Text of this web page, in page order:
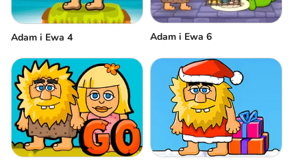
Adam i Ewa 4 Adam i Ewa 6